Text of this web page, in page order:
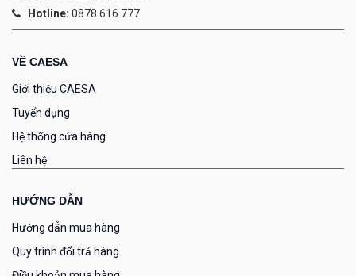
Hotline: 0878 616 777
VỀ CAESA
Giới thiệu CAESA
Tuyển dụng
Hệ thống cửa hàng
Liên hệ
HƯỚNG DẪN
Hướng dẫn mua hàng
Quy trình đổi trả hàng